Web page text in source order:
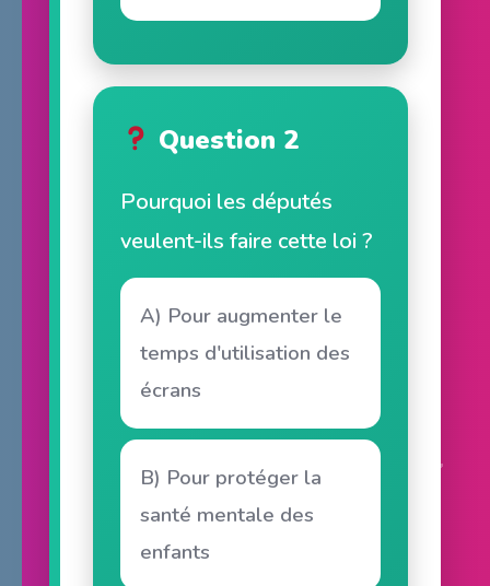
Question 2
Pourquoi les députés
veulent-ils faire cette loi ?
A) Pour augmenter le
temps d'utilisation des
écrans
B) Pour protéger la
santé mentale des
enfants